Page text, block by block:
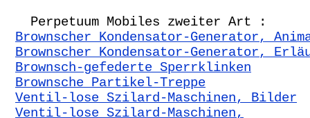
Perpetuum Mobiles zweiter Art :
Brownscher Kondensator-Generator,
Brownscher Kondensator-Generator,
Brownsch-gefederte Sperrklinken
Brownsche Partikel-Treppe
Ventil-lose Szilard-Maschinen, Bilder
Ventil-lose Szilard-Maschinen,